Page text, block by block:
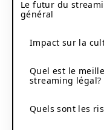
Le futur du
général
Impact sur la
Quel est le
streaming légal?
Quels sont les